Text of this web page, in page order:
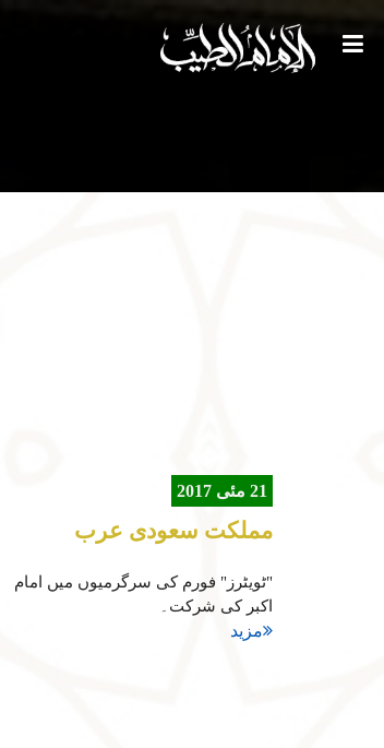
21 مئی 2017
مملکت سعودی عرب
"ٹویٹرز" فورم کی سرگرمیوں میں امام
اکبر کی شرکت۔
مزید